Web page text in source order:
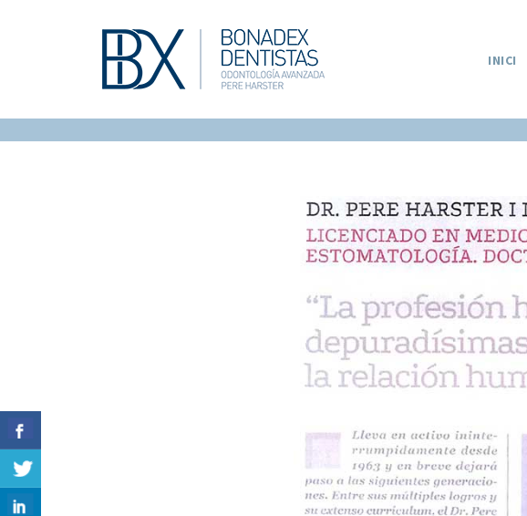
INICI